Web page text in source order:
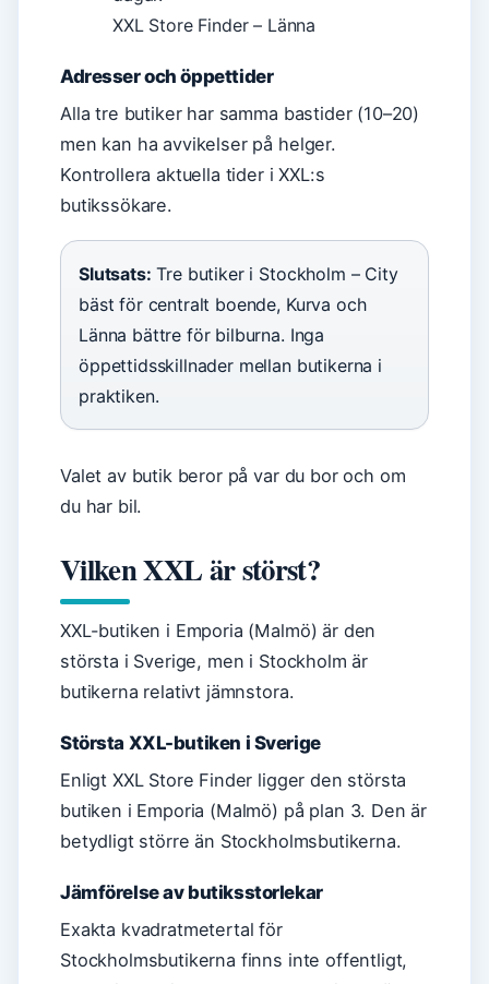
XXL Store Finder – Länna
Adresser och öppettider
Alla tre butiker har samma bastider (10–20)
men kan ha avvikelser på helger.
Kontrollera aktuella tider i XXL:s
butikssökare.
Slutsats: Tre butiker i Stockholm – City
bäst för centralt boende, Kurva och
Länna bättre för bilburna. Inga
öppettidsskillnader mellan butikerna i
praktiken.
Valet av butik beror på var du bor och om
du har bil.
Vilken XXL är störst?
XXL-butiken i Emporia (Malmö) är den
största i Sverige, men i Stockholm är
butikerna relativt jämnstora.
Största XXL-butiken i Sverige
Enligt XXL Store Finder ligger den största
butiken i Emporia (Malmö) på plan 3. Den är
betydligt större än Stockholmsbutikerna.
Jämförelse av butiksstorlekar
Exakta kvadratmetertal för
Stockholmsbutikerna finns inte offentligt,